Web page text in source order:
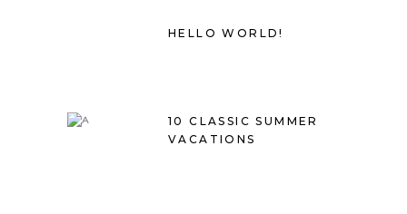
HELLO WORLD!
10 CLASSIC SUMMER
VACATIONS